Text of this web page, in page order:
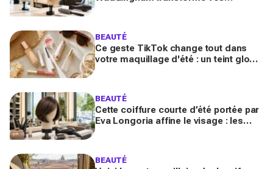
BEAUTÉ
Ce geste TikTok change tout dans
votre maquillage d'été : un teint glowy
BEAUTÉ
Cette coiffure courte d’été portée par
Eva Longoria affine le visage : les
BEAUTÉ